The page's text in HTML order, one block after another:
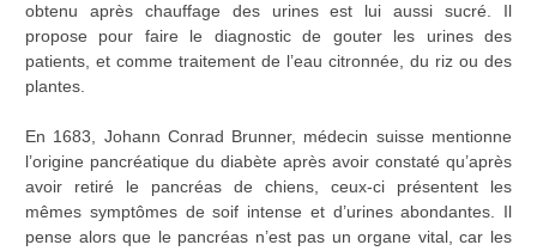
obtenu après chauffage des urines est lui aussi sucré. Il
propose pour faire le diagnostic de gouter les urines des
patients, et comme traitement de l’eau citronnée, du riz ou des
plantes.
En 1683, Johann Conrad Brunner, médecin suisse mentionne
l’origine pancréatique du diabète après avoir constaté qu’après
avoir retiré le pancréas de chiens, ceux-ci présentent les
mêmes symptômes de soif intense et d’urines abondantes. Il
pense alors que le pancréas n’est pas un organe vital, car les